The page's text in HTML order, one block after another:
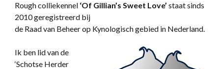
Rough colliekennel ‘Of Gillian’s Sweet Love’ staat sinds
2010 geregistreerd bij
de Raad van Beheer op Kynologisch gebied in Nederland.
Ik ben lid van de
‘Schotse Herder